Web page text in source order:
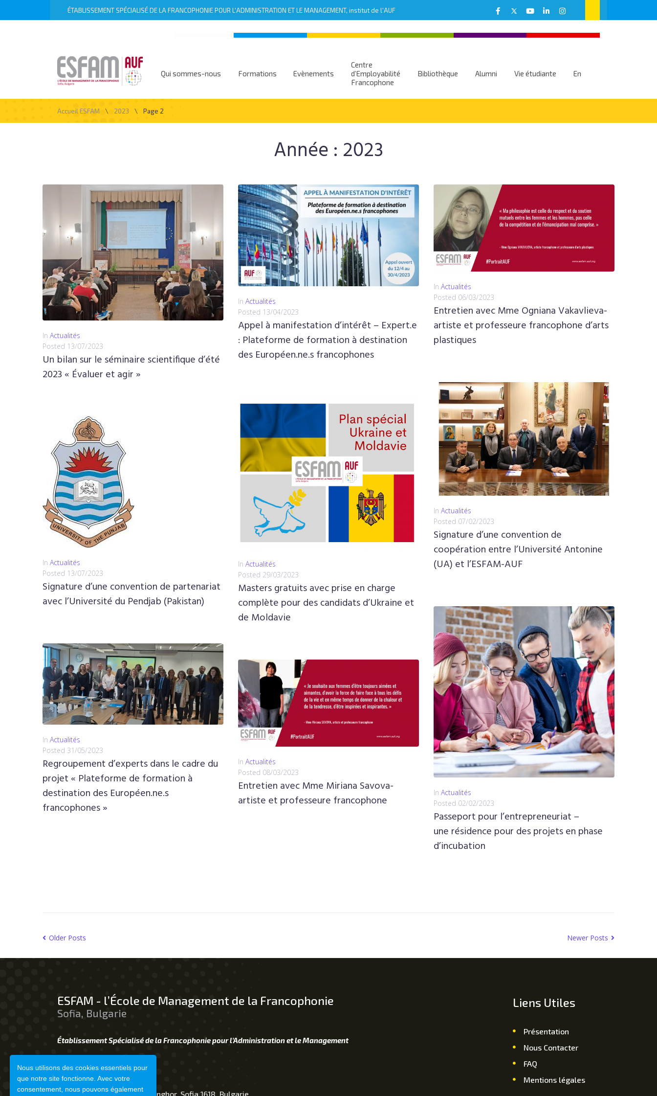
ÉTABLISSEMENT SPÉCIALISÉ DE LA FRANCOPHONIE POUR L'ADMINISTRATION ET LE MANAGEMENT, institut de l'AUF
Nous utilisons des cookies essentiels pour
que notre site fonctionne. Avec votre
consentement, nous pouvons également
Qui sommes-nous Formations Evènements
Centre
d’Employabilité
Francophone
Bibliothèque Alumni Vie étudiante En
Accueil ESFAM \ 2023 \ Page 2
Année : 2023
In Actualités
Posted 13/07/2023
Un bilan sur le séminaire scientifique d’été
2023 « Évaluer et agir »
In Actualités
Posted 13/07/2023
Signature d’une convention de partenariat
avec l’Université du Pendjab (Pakistan)
In Actualités
Posted 31/05/2023
Regroupement d’experts dans le cadre du
projet « Plateforme de formation à
destination des Européen.ne.s
francophones »
In Actualités
Posted 13/04/2023
Appel à manifestation d’intérêt – Expert.e
: Plateforme de formation à destination
des Européen.ne.s francophones
In Actualités
Posted 29/03/2023
Masters gratuits avec prise en charge
complète pour des candidats d’Ukraine et
de Moldavie
In Actualités
Posted 08/03/2023
Entretien avec Mme Miriana Savova-
artiste et professeure francophone
In Actualités
Posted 06/03/2023
Entretien avec Mme Ogniana Vakavlieva-
artiste et professeure francophone d’arts
plastiques
In Actualités
Posted 07/02/2023
Signature d’une convention de
coopération entre l’Université Antonine
(UA) et l’ESFAM-AUF
In Actualités
Posted 02/02/2023
Passeport pour l’entrepreneuriat –
une résidence pour des projets en phase
d’incubation
Older Posts Newer Posts
ESFAM - l’École de Management de la Francophonie
Sofia, Bulgarie
Établissement Spécialisé de la Francophonie pour l’Administration et le Management
Contact@esfam.auf.org
1, Rue Léopold Sédar Senghor, Sofia 1618, Bulgarie
Liens Utiles
Présentation
Nous Contacter
FAQ
Mentions légales